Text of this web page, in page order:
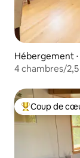
Hébergement ⋅
4 chambres/2,5
Coups de
Coup de